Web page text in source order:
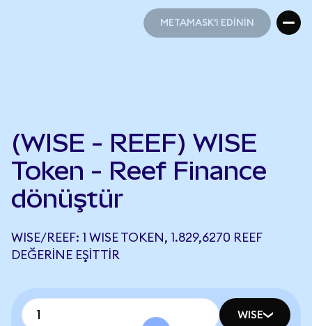
METAMASK'I EDİNİN
(WISE - REEF) WISE
Token - Reef Finance
dönüştür
WISE/REEF: 1 WISE TOKEN, 1.829,6270 REEF
DEĞERINE EŞITTIR
WISE